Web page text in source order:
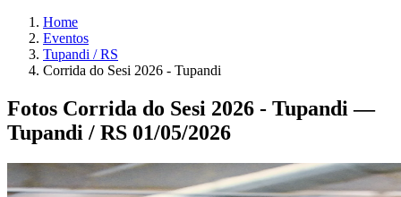
Home
Eventos
Tupandi / RS
Corrida do Sesi 2026 - Tupandi
Fotos Corrida do Sesi 2026 - Tupandi —
Tupandi / RS 01/05/2026